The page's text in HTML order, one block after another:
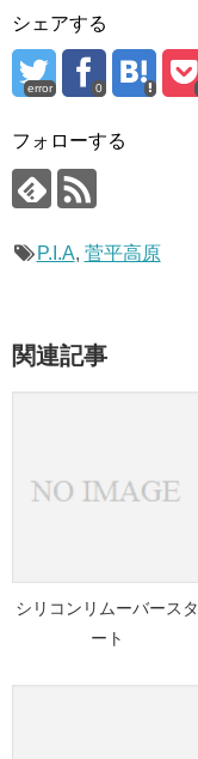
シェアする
error 0
フォローする
P.I.A, 菅平高原
関連記事
シリコンリムーバースタ
ート